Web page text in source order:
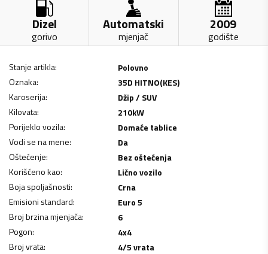
Dizel
gorivo
Automatski
mjenjač
2009
godište
Stanje artikla:
Polovno
Oznaka:
35D HITNO(KES)
Karoserija:
Džip / SUV
Kilovata: 210kW
Porijeklo vozila:
Domaće tablice
Vodi se na mene:
Da
Oštećenje:
Bez oštećenja
Korišćeno kao:
Lično vozilo
Boja spoljašnosti:
Crna
Emisioni standard:
Euro 5
Broj brzina mjenjača:
6
Pogon:
4x4
Broj vrata:
4/5 vrata